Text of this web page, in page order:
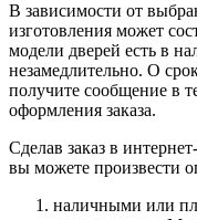
В зависимости от
изготовления может
модели дверей есть в
незамедлительно. О
получите сообщение в
оформления заказа.
Сделав заказ в
вы можете произвести
наличными или